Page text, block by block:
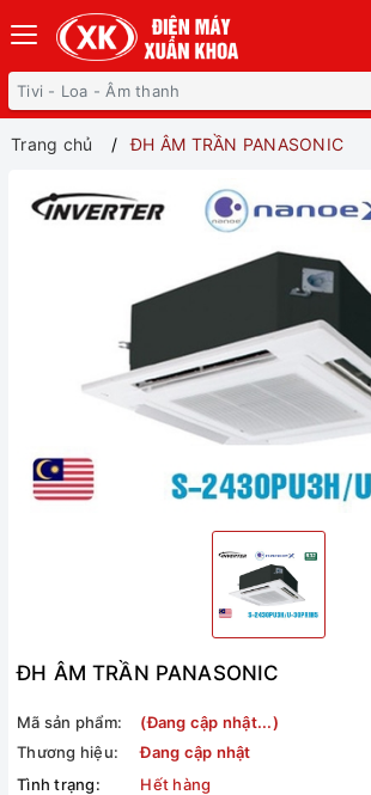
Trang chủ ĐH ÂM TRẦN PANASONIC
ĐH ÂM TRẦN PANASONIC
Mã sản phẩm:
(Đang cập nhật...)
Thương hiệu:
Đang cập nhật
Tình trạng:
Hết hàng